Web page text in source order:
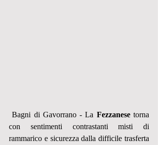
Bagni di Gavorrano - La Fezzanese torna
con sentimenti contrastanti misti di
rammarico e sicurezza dalla difficile trasferta